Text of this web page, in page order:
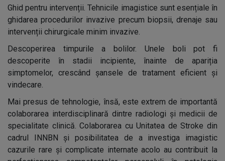
Ghid pentru intervenții. Tehnicile imagistice sunt esențiale în
ghidarea procedurilor invazive precum biopsii, drenaje sau
intervenții chirurgicale minim invazive.
Descoperirea timpurile a bolilor. Unele boli pot fi
descoperite în stadii incipiente, înainte de apariția
simptomelor, crescând șansele de tratament eficient și
vindecare.
Mai presus de tehnologie, însă, este extrem de importantă
colaborarea interdisciplinară dintre radiologi și medicii de
specialitate clinică. Colaborarea cu Unitatea de Stroke din
cadrul INNBN și posibilitatea de a investiga imagistic
cazurile rare și complicate internate acolo au contribuit la